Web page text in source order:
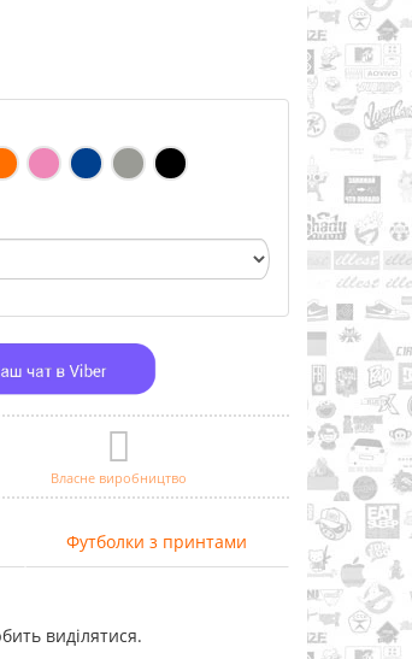
Власне виробництво
Футболки з принтами
виділятися.